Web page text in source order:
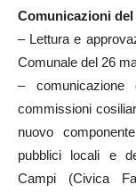
Comunicazioni
– Lettura e
Comunale del 26
–
commissioni
nuovo
pubblici locali e
Campi (Civica